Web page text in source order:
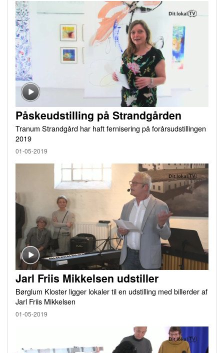
Påskeudstilling på Strandgården
Tranum Strandgård har haft fernisering på forårsudstillingen
2019
01-05-2019
Jarl Friis Mikkelsen udstiller
Børglum Kloster ligger lokaler til en udstilling med billerder af
Jarl Friis Mikkelsen
01-05-2019